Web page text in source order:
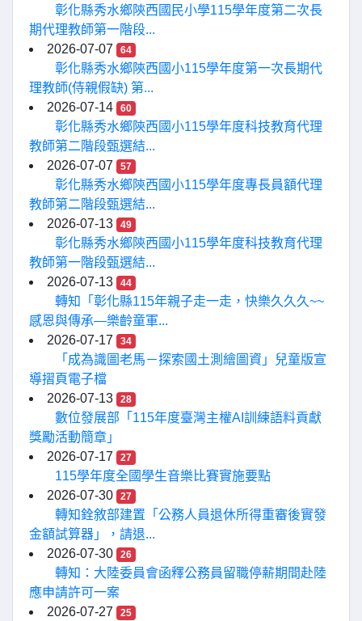
彰化縣秀水鄉陝西國民小學115學年度第二次長
期代理教師第一階段...
2026-07-07
64
彰化縣秀水鄉陝西國小115學年度第一次長期代
理教師(侍親假缺) 第...
2026-07-14
60
彰化縣秀水鄉陝西國小115學年度科技教育代理
教師第二階段甄選結...
2026-07-07
57
彰化縣秀水鄉陝西國小115學年度專長員額代理
教師第二階段甄選結...
2026-07-13
49
彰化縣秀水鄉陝西國小115學年度科技教育代理
教師第一階段甄選結...
2026-07-13
44
轉知「彰化縣115年親子走一走，快樂久久久~~
感恩與傳承—樂齡童軍...
2026-07-17
34
「成為識圖老馬－探索國土測繪圖資」兒童版宣
導摺頁電子檔
2026-07-13
28
數位發展部「115年度臺灣主權AI訓練語料貢獻
獎勵活動簡章」
2026-07-17
27
115學年度全國學生音樂比賽實施要點
2026-07-30
27
轉知銓敘部建置「公務人員退休所得重審後實發
金額試算器」，請退...
2026-07-30
26
轉知：大陸委員會函釋公務員留職停薪期間赴陸
應申請許可一案
2026-07-27
25